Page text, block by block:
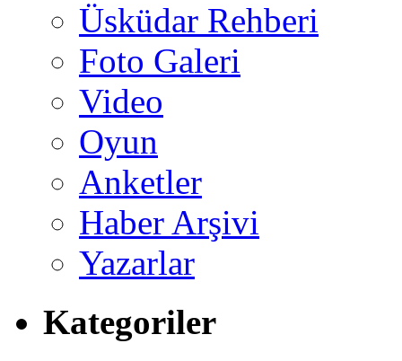
Üsküdar Rehberi
Foto Galeri
Video
Oyun
Anketler
Haber Arşivi
Yazarlar
Kategoriler